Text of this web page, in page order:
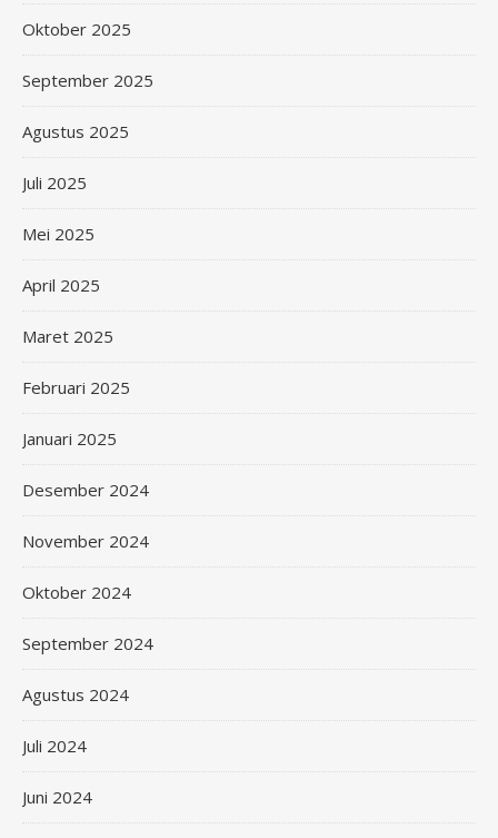
Oktober 2025
September 2025
Agustus 2025
Juli 2025
Mei 2025
April 2025
Maret 2025
Februari 2025
Januari 2025
Desember 2024
November 2024
Oktober 2024
September 2024
Agustus 2024
Juli 2024
Juni 2024